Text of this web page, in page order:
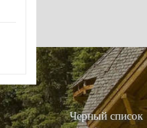
Черный список